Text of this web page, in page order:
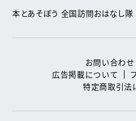
本とあそぼう 全国訪問おはなし隊
お問い合わせ
広告掲載について
特定商取引法